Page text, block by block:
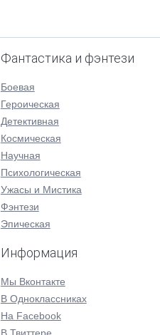
Фантастика и фэнтези
Боевая
Героическая
Детективная
Космическая
Научная
Психологическая
Ужасы и Мистика
Фэнтези
Эпическая
Информация
Мы Вконтакте
В Одноклассниках
На Facebook